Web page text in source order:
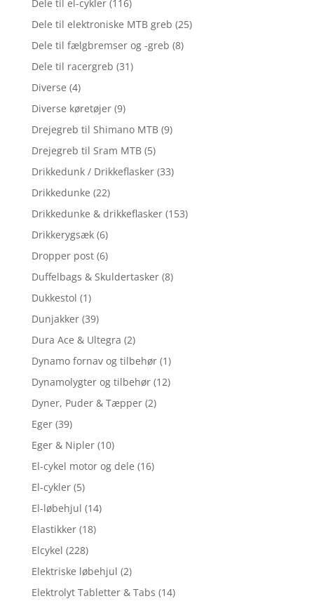
Dele til el-cykler (116)
Dele til elektroniske MTB greb (25)
Dele til fælgbremser og -greb (8)
Dele til racergreb (31)
Diverse (4)
Diverse køretøjer (9)
Drejegreb til Shimano MTB (9)
Drejegreb til Sram MTB (5)
Drikkedunk / Drikkeflasker (33)
Drikkedunke (22)
Drikkedunke & drikkeflasker (153)
Drikkerygsæk (6)
Dropper post (6)
Duffelbags & Skuldertasker (8)
Dukkestol (1)
Dunjakker (39)
Dura Ace & Ultegra (2)
Dynamo fornav og tilbehør (1)
Dynamolygter og tilbehør (12)
Dyner, Puder & Tæpper (2)
Eger (39)
Eger & Nipler (10)
El-cykel motor og dele (16)
El-cykler (5)
El-løbehjul (14)
Elastikker (18)
Elcykel (228)
Elektriske løbehjul (2)
Elektrolyt Tabletter & Tabs (14)